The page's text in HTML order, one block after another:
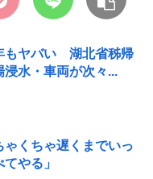
もヤバい 湖北省秭帰
水・車両が次々...
ゃくちゃ遅くまでいっ
やる」